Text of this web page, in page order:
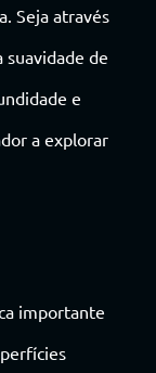
Seja através
suavidade de
e
a explorar
importante